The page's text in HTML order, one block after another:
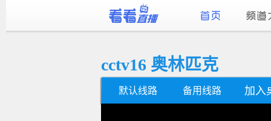
cctv16 奥林匹克
默认线路 备用线路 加入